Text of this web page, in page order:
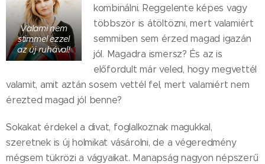
Valami nem
stimmel ezzel
az új ruhával!
kombinálni. Reggelente képes vagy
többször is átöltözni, mert valamiért
semmiben sem érzed magad igazán
jól. Magadra ismersz? És az is
előfordult már veled, hogy megvettél
valamit, amit aztán sosem vettél fel, mert valamiért nem
érezted magad jól benne?
Sokakat érdekel a divat, foglalkoznak magukkal,
szeretnek is új holmikat vásárolni, de a végeredmény
mégsem tükrözi a vágyaikat. Manapság nagyon népszerű